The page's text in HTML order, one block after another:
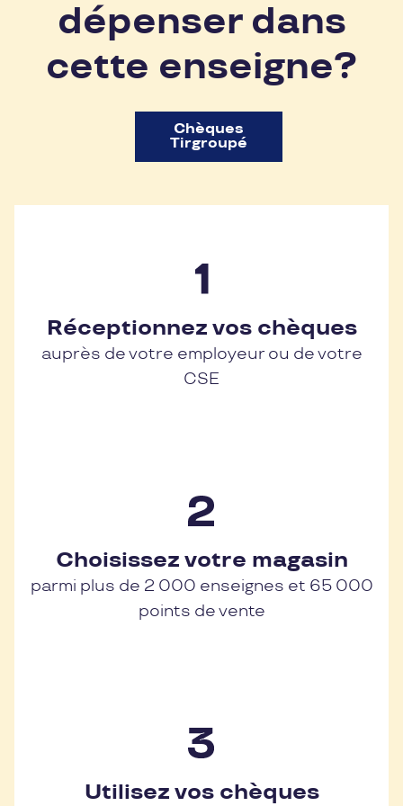
dépenser dans
cette enseigne?
Chèques
Tirgroupé
Réceptionnez vos chèques
auprès de votre employeur ou de votre
CSE
Choisissez votre magasin
parmi plus de 2 000 enseignes et 65 000
points de vente
Utilisez vos chèques